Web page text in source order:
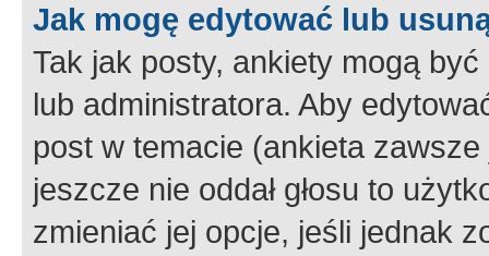
Jak mogę edytować lub
Tak jak posty, ankiety mogą
lub administratora. Aby
post w temacie (ankieta
jeszcze nie oddał głosu to
zmieniać jej opcje, jeśli jednak